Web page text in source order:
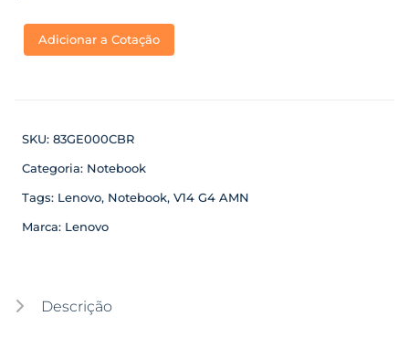
Adicionar a Cotação
SKU: 83GE000CBR
Categoria: Notebook
Tags: Lenovo, Notebook, V14 G4 AMN
Marca: Lenovo
Descrição